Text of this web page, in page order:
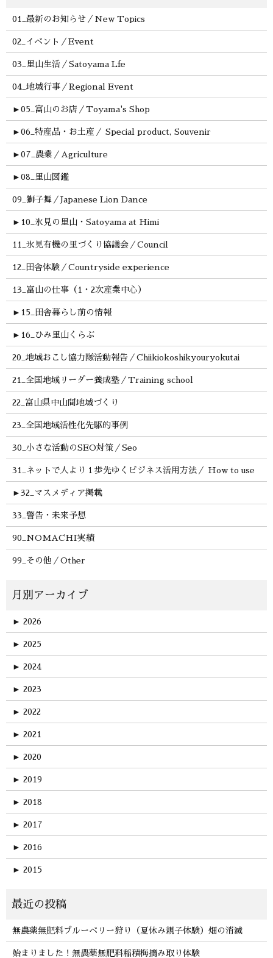
01_最新のお知らせ／New Topics
02_イベント／Event
03_里山生活／Satoyama Lfe
04_地域行事／Regional Event
► 05_富山のお店／Toyama's Shop
► 06_特産品・お土産／ Special product, Souvenir
► 07_農業／Agriculture
► 08_里山図鑑
09_獅子舞／Japanese Lion Dance
► 10_氷見の里山・Satoyama at Himi
11_氷見有機の里づくり協議会／Council
12_田舎体験／Countryside experience
13_富山の仕事（1・2次産業中心）
► 15_田舎暮らし前の情報
► 16_ひみ里山くらぶ
20_地域おこし協力隊活動報告／Chiikiokoshikyouryokutai
21_全国地域リーダー養成塾／Training school
22_富山県中山間地域づくり
23_全国地域活性化先駆的事例
30_小さな活動のSEO対策／Seo
31_ネットで人より１歩先ゆくビジネス活用方法／ How to use
► 32_マスメディア掲載
33_警告・未来予想
90_NOMACHI実績
99_その他／Other
► 2026
► 2025
► 2024
► 2023
► 2022
► 2021
► 2020
► 2019
► 2018
► 2017
► 2016
► 2015
無農薬無肥料ブルーベリー狩り（夏休み親子体験）畑の消滅
始まりました！無農薬無肥料稲積梅摘み取り体験